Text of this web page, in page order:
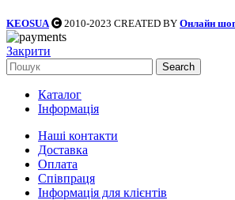
KEOSUA 2010-2023 CREATED BY Онлайн
Закрити
Search
Каталог
Інформація
Наші контакти
Доставка
Оплата
Співпраця
Інформація для клієнтів